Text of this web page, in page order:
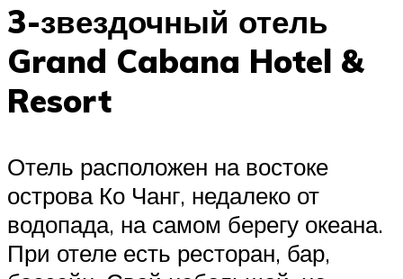
3-звездочный отель
Grand Cabana Hotel &
Resort
Отель расположен на востоке
острова Ко Чанг, недалеко от
водопада, на самом берегу океана.
При отеле есть ресторан, бар,